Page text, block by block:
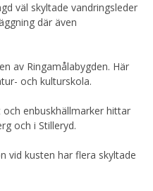
väl skyltade vandringsleder
där även
av Ringamålabygden. Här
och kulturskola.
enbuskhällmarker hittar
och i Stilleryd.
vid kusten har flera skyltade